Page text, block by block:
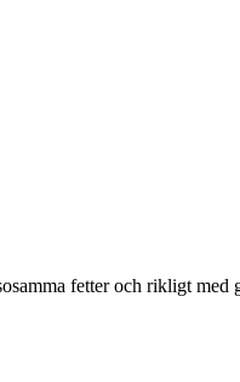
fetter och rikligt med